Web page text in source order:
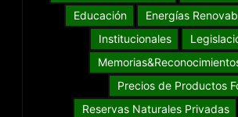
Educación
Energías
Institucionales
Precios de Productos
Reservas Naturales Privadas